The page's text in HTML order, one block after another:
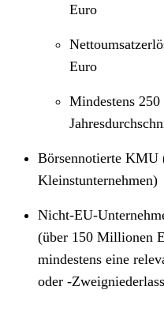
Euro
Euro
Mindestens
Börsennotierte KMU
Kleinstunternehmen)
Nicht-EU-
(über 150 Millionen
mindestens eine
oder -